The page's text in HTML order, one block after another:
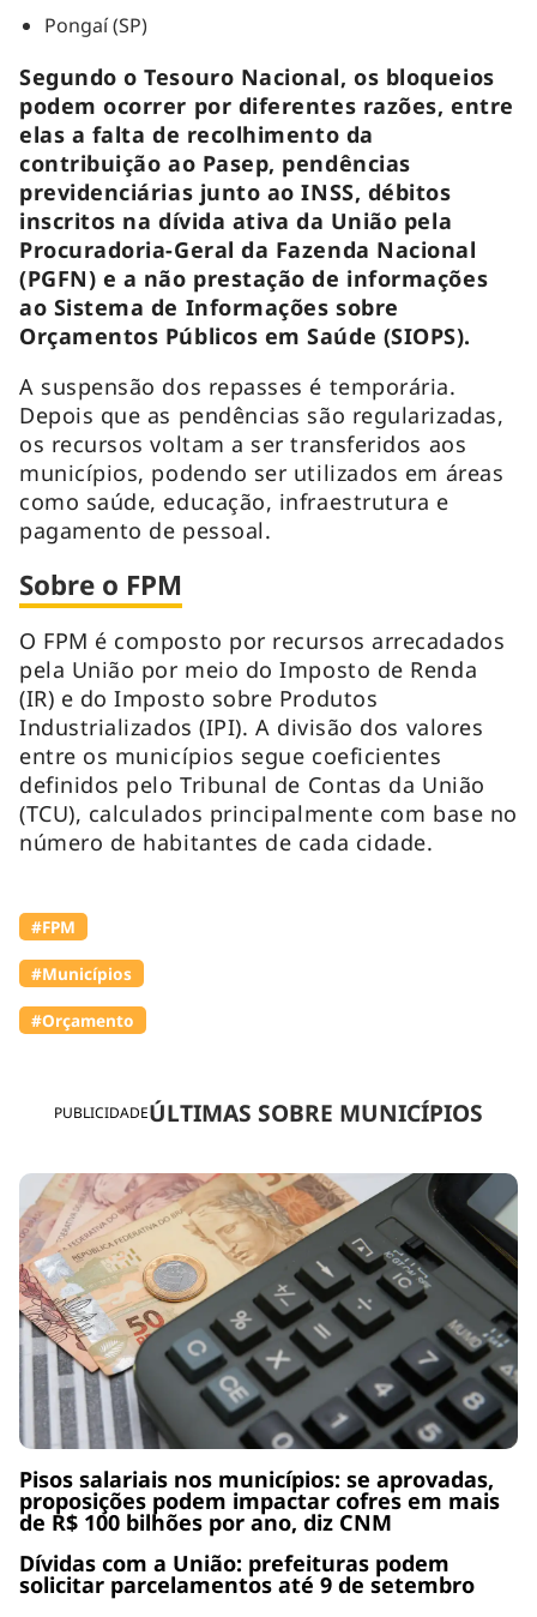
PUBLICIDADEÚLTIMAS SOBRE MUNICÍPIOS
Pisos salariais nos municípios: se aprovadas,
proposições podem impactar cofres em mais
de R$ 100 bilhões por ano, diz CNM
Dívidas com a União: prefeituras podem
solicitar parcelamentos até 9 de setembro
Pongaí (SP)
Segundo o Tesouro Nacional, os bloqueios
podem ocorrer por diferentes razões, entre
elas a falta de recolhimento da
contribuição ao Pasep, pendências
previdenciárias junto ao INSS, débitos
inscritos na dívida ativa da União pela
Procuradoria-Geral da Fazenda Nacional
(PGFN) e a não prestação de informações
ao Sistema de Informações sobre
Orçamentos Públicos em Saúde (SIOPS).
A suspensão dos repasses é temporária.
Depois que as pendências são regularizadas,
os recursos voltam a ser transferidos aos
municípios, podendo ser utilizados em áreas
como saúde, educação, infraestrutura e
pagamento de pessoal.
Sobre o FPM
O FPM é composto por recursos arrecadados
pela União por meio do Imposto de Renda
(IR) e do Imposto sobre Produtos
Industrializados (IPI). A divisão dos valores
entre os municípios segue coeficientes
definidos pelo Tribunal de Contas da União
(TCU), calculados principalmente com base no
número de habitantes de cada cidade.
#FPM
#Municípios
#Orçamento